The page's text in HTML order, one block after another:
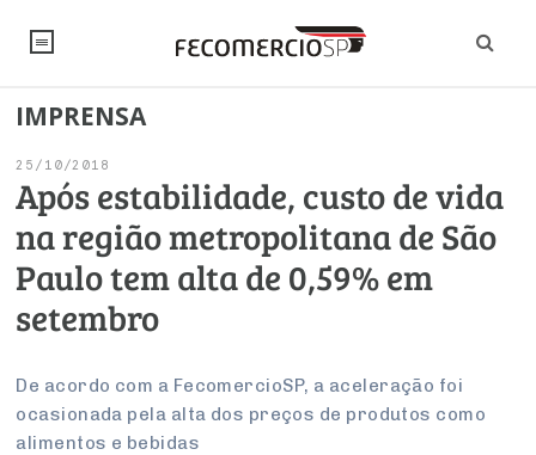
NOTÍCIAS
Editorial
Artigos
Institucional
Debates Fecomercio-SP
PROJETOS ESPECIAIS:
UM BRASIL
Economia
Pesquisas
Brasil
Internacional
Modernização do Estado
Empresas
Arbitragem e Mediação
Varejo
Sustentabilidade
SINDICATOS
PESQUISAS
FALE CONOSCO
Sobre
CONSELHOS
IMPRENSA
25/10/2018
Após estabilidade, custo de vida
na região metropolitana de São
Paulo tem alta de 0,59% em
setembro
De acordo com a FecomercioSP, a aceleração foi
ocasionada pela alta dos preços de produtos como
alimentos e bebidas